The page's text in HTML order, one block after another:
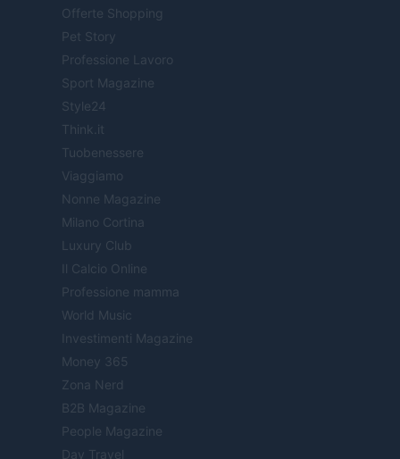
Offerte Shopping
Pet Story
Professione Lavoro
Sport Magazine
Style24
Think.it
Tuobenessere
Viaggiamo
Nonne Magazine
Milano Cortina
Luxury Club
Il Calcio Online
Professione mamma
World Music
Investimenti Magazine
Money 365
Zona Nerd
B2B Magazine
People Magazine
Day Travel